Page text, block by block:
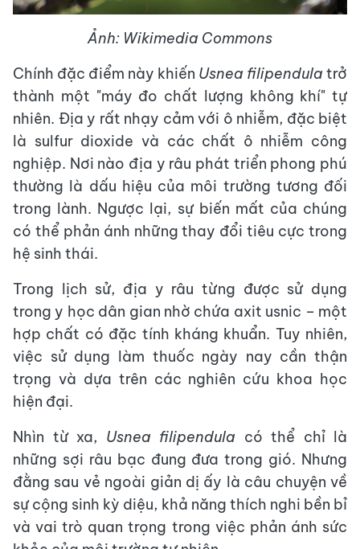
Ảnh: Wikimedia Commons
Chính đặc điểm này khiến Usnea filipendula trở
thành một "máy đo chất lượng không khí" tự
nhiên. Địa y rất nhạy cảm với ô nhiễm, đặc biệt
là sulfur dioxide và các chất ô nhiễm công
nghiệp. Nơi nào địa y râu phát triển phong phú
thường là dấu hiệu của môi trường tương đối
trong lành. Ngược lại, sự biến mất của chúng
có thể phản ánh những thay đổi tiêu cực trong
hệ sinh thái.
Trong lịch sử, địa y râu từng được sử dụng
trong y học dân gian nhờ chứa axit usnic – một
hợp chất có đặc tính kháng khuẩn. Tuy nhiên,
việc sử dụng làm thuốc ngày nay cần thận
trọng và dựa trên các nghiên cứu khoa học
hiện đại.
Nhìn từ xa, Usnea filipendula có thể chỉ là
những sợi râu bạc đung đưa trong gió. Nhưng
đằng sau vẻ ngoài giản dị ấy là câu chuyện về
sự cộng sinh kỳ diệu, khả năng thích nghi bền bỉ
và vai trò quan trọng trong việc phản ánh sức